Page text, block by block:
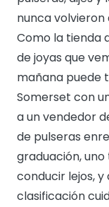
nunca volvieron
Como la tienda
de joyas que
mañana puede
Somerset con
a un vendedor
de pulseras
graduación,
conducir lejos,
clasificación